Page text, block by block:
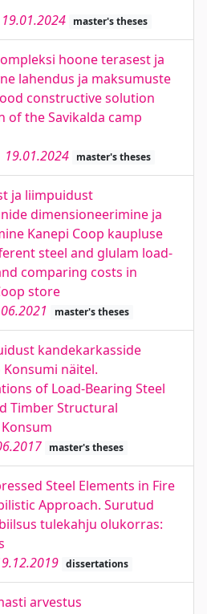
19.01.2024 master's theses
hoone terasest ja
lahendus ja maksumuste
constructive solution
of the Savikalda camp
19.01.2024 master's theses
ja liimpuidust
dimensioneerimine ja
Kanepi Coop kaupluse
steel and glulam load-
comparing costs in
store
master's theses
kandekarkasside
näitel.
of Load-Bearing Steel
Timber Structural
master's theses
Steel Elements in Fire
Approach. Surutud
tulekahju olukorras:
dissertations
arvestus